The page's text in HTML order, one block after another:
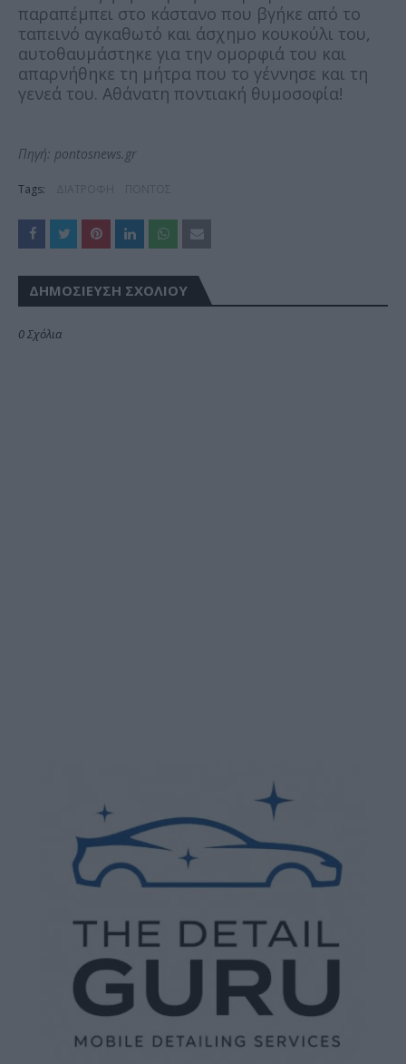
παραπέμπει στο κάστανο που βγήκε από το
ταπεινό αγκαθωτό και άσχημο κουκούλι του,
αυτοθαυμάστηκε για την ομορφιά του και
απαρνήθηκε τη μήτρα που το γέννησε και τη
γενεά του. Αθάνατη ποντιακή θυμοσοφία!
Πηγή: pontosnews.gr
Tags:
ΔΗΜΟΣΊΕΥΣΗ ΣΧΟΛΊΟΥ
0 Σχόλια